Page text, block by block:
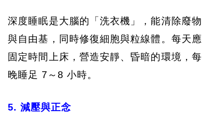
深度睡眠是大腦的「洗衣機」，能清除廢物
與自由基，同時修復細胞與粒線體。每天應
固定時間上床，營造安靜、昏暗的環境，每
晚睡足 7～8 小時。
5. 減壓與正念